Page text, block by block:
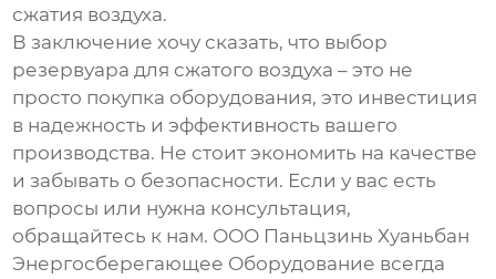
сжатия воздуха.
В заключение хочу сказать, что выбор
резервуара для сжатого воздуха – это не
просто покупка оборудования, это инвестиция
в надежность и эффективность вашего
производства. Не стоит экономить на качестве
и забывать о безопасности. Если у вас есть
вопросы или нужна консультация,
обращайтесь к нам. ООО Паньцзинь Хуаньбан
Энергосберегающее Оборудование всегда